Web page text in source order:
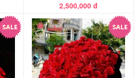
2,500,000 đ